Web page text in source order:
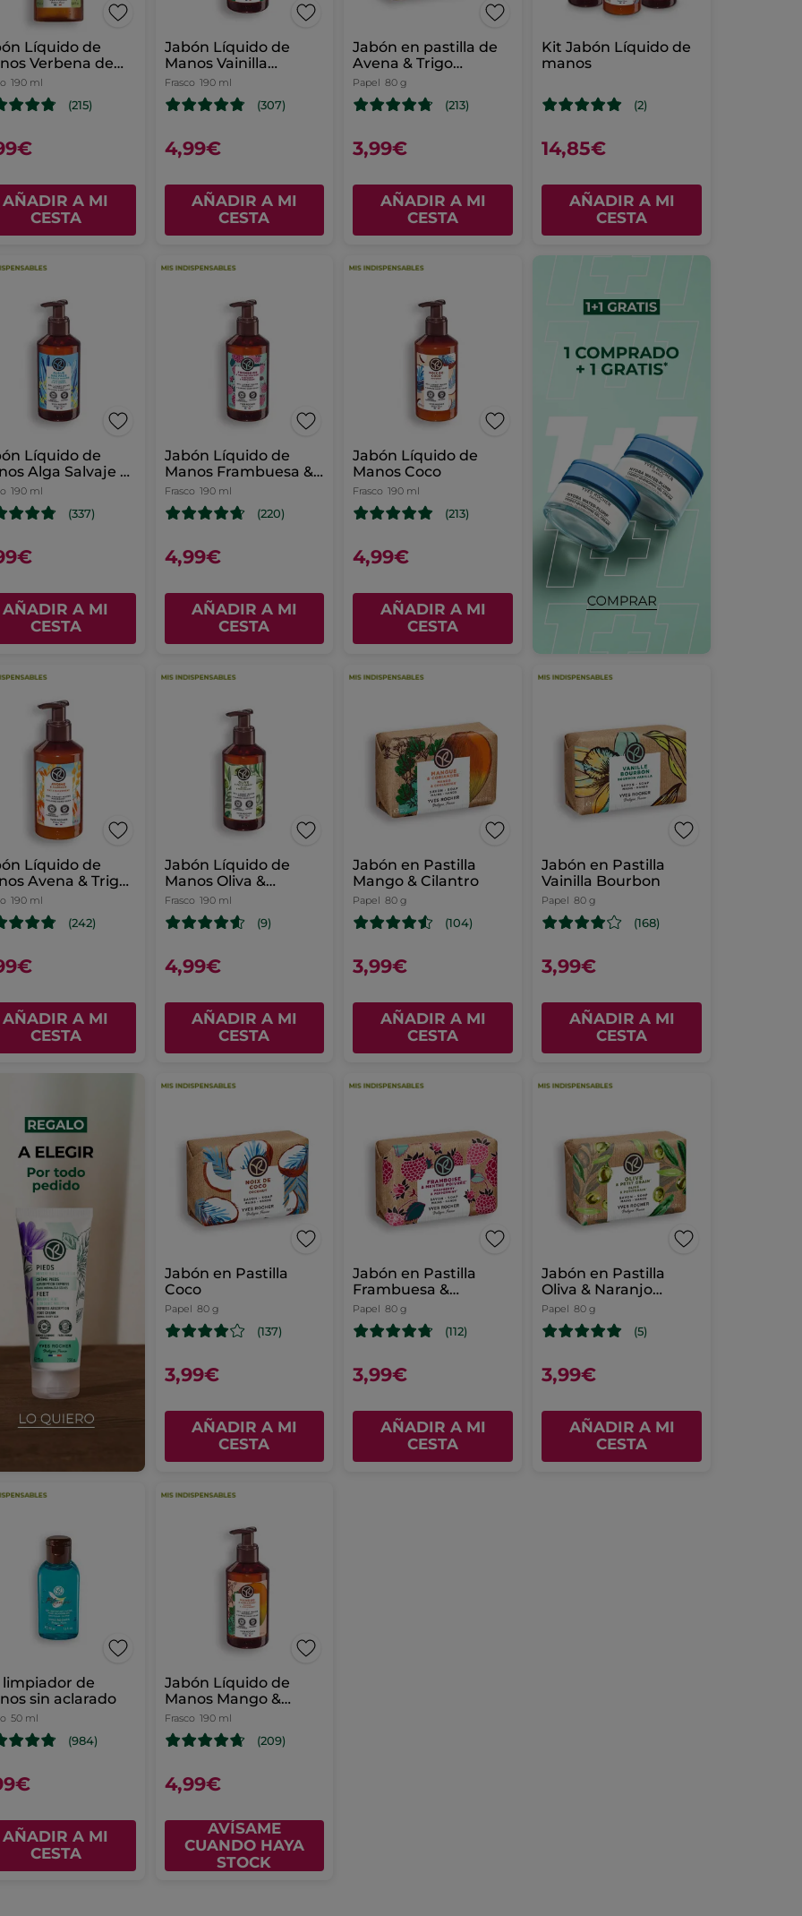
Líquido de
Verbena de
y Flor De
190 ml
(215)
AÑADIR A MI
CESTA
Jabón Líquido de
Manos Vainilla
Bourbon
Frasco 190 ml
(307)
4,99€
AÑADIR A MI
CESTA
Jabón en pastilla de
Avena & Trigo
Sarraceno
Papel 80 g
(213)
3,99€
AÑADIR A MI
CESTA
Kit Jabón Líquido de
manos
(2)
14,85€
AÑADIR A MI
CESTA
Líquido de
Alga Salvaje &
Marino.
190 ml
(337)
AÑADIR A MI
CESTA
Jabón Líquido de
Manos Frambuesa &
Hierbabuena
Frasco 190 ml
(220)
4,99€
AÑADIR A MI
CESTA
Jabón Líquido de
Manos Coco
Frasco 190 ml
(213)
4,99€
AÑADIR A MI
CESTA
Líquido de
Avena & Trigo
190 ml
(242)
AÑADIR A MI
CESTA
Jabón Líquido de
Manos Oliva &
Naranjo Amargo.
Frasco 190 ml
(9)
4,99€
AÑADIR A MI
CESTA
Jabón en Pastilla
Mango & Cilantro
Papel 80 g
(104)
3,99€
AÑADIR A MI
CESTA
Jabón en Pastilla
Vainilla Bourbon
Papel 80 g
(168)
3,99€
AÑADIR A MI
CESTA
Jabón en Pastilla
Coco
Papel 80 g
(137)
3,99€
AÑADIR A MI
CESTA
Jabón en Pastilla
Frambuesa &
Hierbabuena
Papel 80 g
(112)
3,99€
AÑADIR A MI
CESTA
Jabón en Pastilla
Oliva & Naranjo
Amargo
Papel 80 g
(5)
3,99€
AÑADIR A MI
CESTA
limpiador de
sin aclarado
50 ml
(984)
AÑADIR A MI
CESTA
Jabón Líquido de
Manos Mango &
Cilantro.
Frasco 190 ml
(209)
4,99€
AVÍSAME
CUANDO HAYA
STOCK